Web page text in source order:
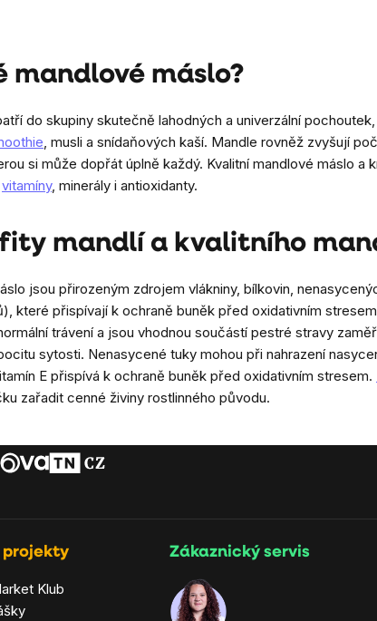
mandlové máslo?
do skupiny skutečně lahodných a univerzální
, musli a snídaňových kaší. Mandle rovněž zvyšují
si může dopřát úplně každý. Kvalitní mandlové máslo
vitamíny, minerály i antioxidanty.
mandlí a kvalitního
jsou přirozeným zdrojem vlákniny, bílkovin,
které přispívají k ochraně buněk před oxidativním
trávení a jsou vhodnou součástí pestré stravy
sytosti. Nenasycené tuky mohou při nahrazení
E přispívá k ochraně buněk před oxidativním stresem.
zařadit cenné živiny rostlinného původu.
projekty
Klub
Zákaznický servis